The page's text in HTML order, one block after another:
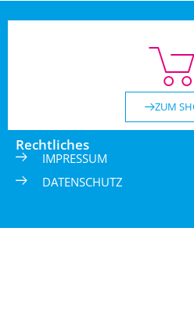
ZUM
Rechtliches
IMPRESSUM
DATENSCHUTZ